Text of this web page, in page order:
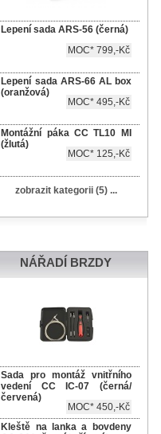
Lepení sada ARS-56 (černá)
MOC* 799,-Kč
Lepení sada ARS-66 AL box
(oranžová)
MOC* 495,-Kč
Montážní páka CC TL10 MI
(žlutá)
MOC* 125,-Kč
zobrazit kategorii (5) ...
NÁŘADÍ BRZDY
Sada pro montáž vnitřního
vedení CC IC-07 (černá/
červená)
MOC* 450,-Kč
Kleště na lanka a bovdeny